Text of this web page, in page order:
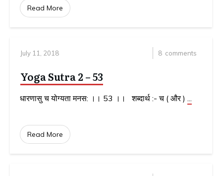
Read More
July 11, 2018 8 comments
Yoga Sutra 2 – 53
धारणासु च योग्यता मनस: ।। 53 ।। शब्दार्थ :- च ( और ) ...
Read More